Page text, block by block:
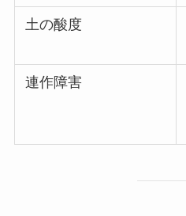
土の酸度
連作障害